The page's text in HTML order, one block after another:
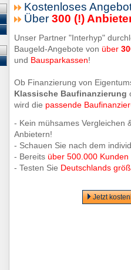
Kostenloses
Über 300 (!)
Unser Partner "Interhyp"
Baugeld-Angebote von über
und Bausparkassen!
Ob Finanzierung von
Klassische Baufinanzierung
wird die passende
- Kein mühsames Vergleichen
Anbietern!
- Schauen Sie nach dem
- Bereits über 500.000 Kunden
- Testen Sie Deutschlands
Jetzt